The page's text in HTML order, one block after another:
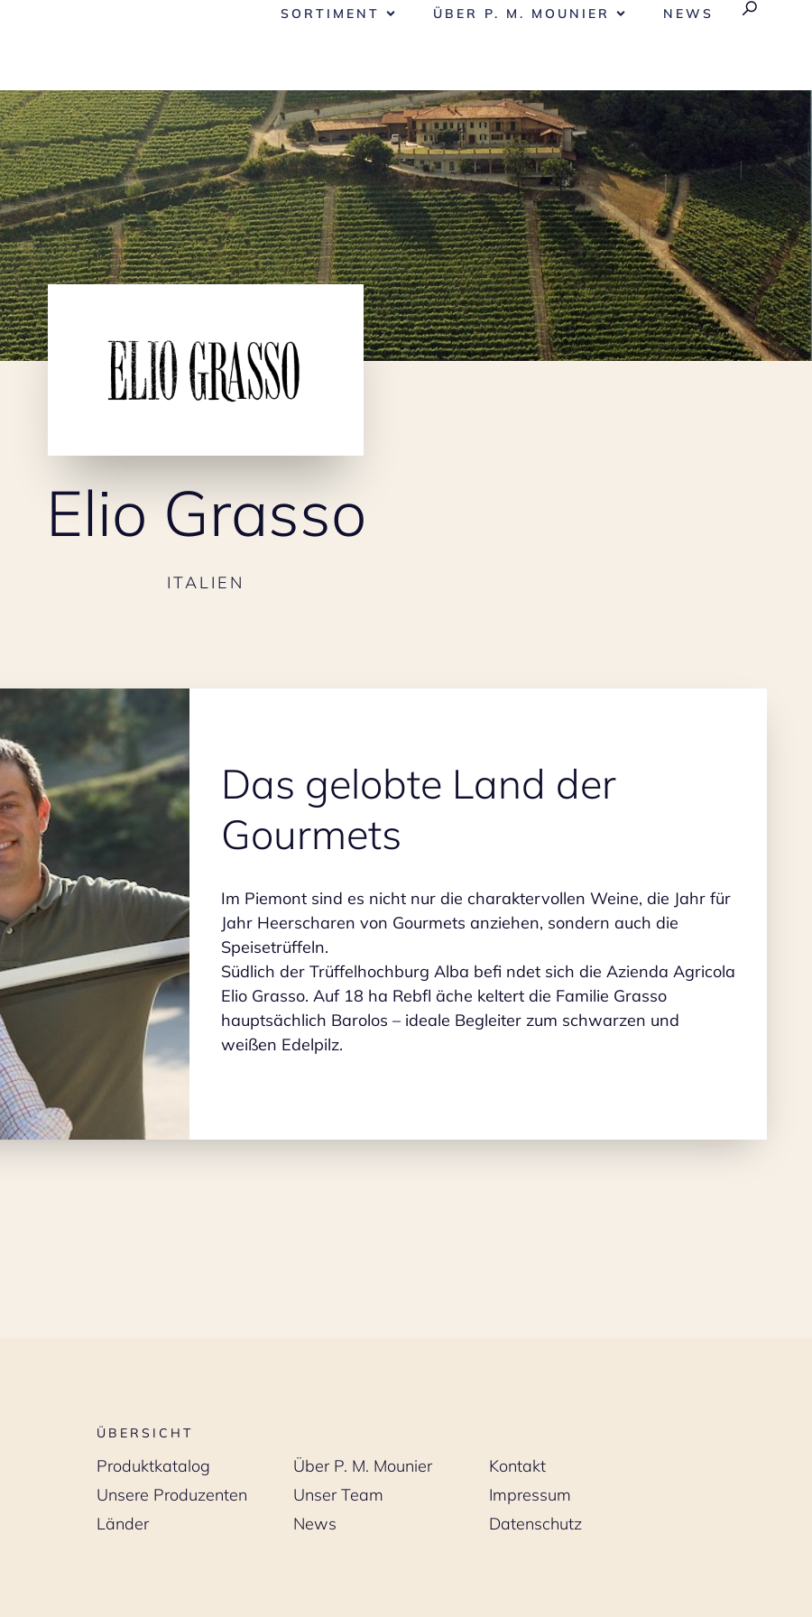
SORTIMENT ÜBER P. M. MOUNIER NEWS
Elio Grasso
ITALIEN
Das gelobte Land der
Gourmets
Im Piemont sind es nicht nur die charaktervollen Weine, die Jahr für
Jahr Heerscharen von Gourmets anziehen, sondern auch die
Speisetrüffeln.
Südlich der Trüffelhochburg Alba befi ndet sich die Azienda Agricola
Elio Grasso. Auf 18 ha Rebfl äche keltert die Familie Grasso
hauptsächlich Barolos – ideale Begleiter zum schwarzen und
weißen Edelpilz.
ÜBERSICHT
Produktkatalog
Unsere Produzenten
Länder
Über P. M. Mounier
Unser Team
News
Kontakt
Impressum
Datenschutz